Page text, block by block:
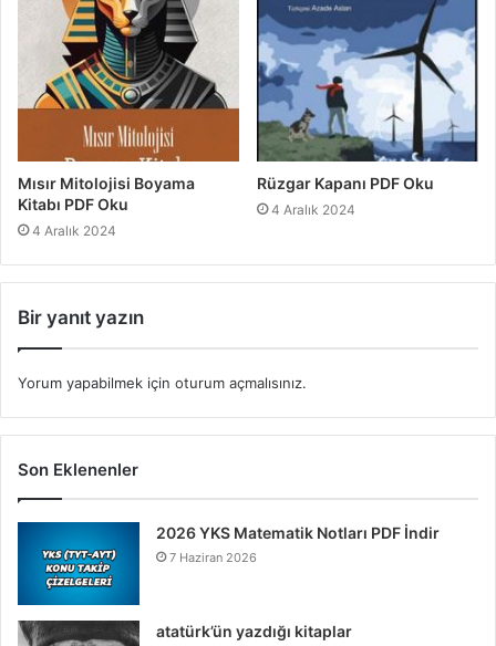
Mısır Mitolojisi Boyama
Kitabı PDF Oku
4 Aralık 2024
Rüzgar Kapanı PDF Oku
4 Aralık 2024
Bir yanıt yazın
Yorum yapabilmek için oturum açmalısınız.
Son Eklenenler
2026 YKS Matematik Notları PDF İndir
7 Haziran 2026
atatürk’ün yazdığı kitaplar